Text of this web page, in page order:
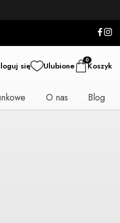
się Ulubione
0
Koszyk
O nas Blog